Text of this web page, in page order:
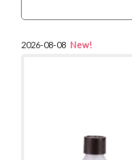
2026-08-08 New!